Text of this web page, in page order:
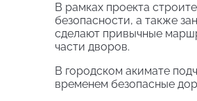
В рамках проекта
безопасности, а также
сделают привычные
части дворов.
В городском акимате
временем безопасные